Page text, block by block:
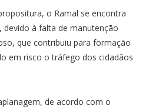
o Ramal se encontra
devido à falta de manutenção
que contribuiu para formação
em risco o tráfego dos cidadãos
de acordo com o